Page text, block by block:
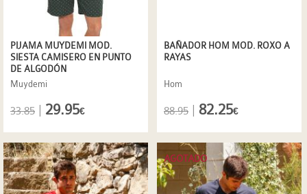
PIJAMA MUYDEMI MOD.
SIESTA CAMISERO EN PUNTO
DE ALGODÓN
Muydemi
33.85 29.95€
BAÑADOR HOM MOD. ROXO A
RAYAS
Hom
88.95 82.25€
AGOTADO